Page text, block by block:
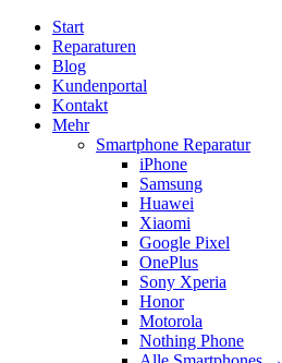
Start
Reparaturen
Blog
Kundenportal
Kontakt
Mehr
Smartphone Reparatur
iPhone
Samsung
Huawei
Xiaomi
Google Pixel
OnePlus
Sony Xperia
Honor
Motorola
Nothing Phone